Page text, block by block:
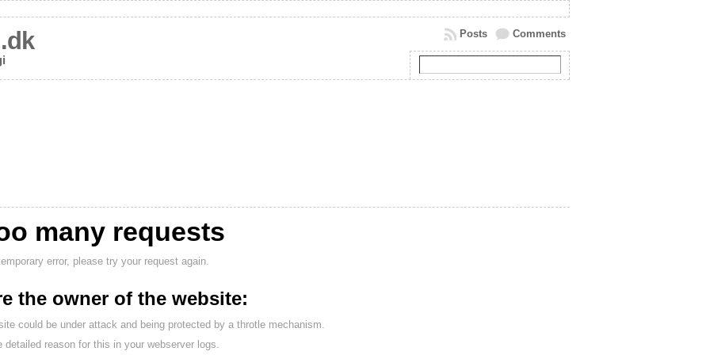
Comments
Posts
many requests
error, please try your request again.
the owner of the website:
could be under attack and being protected by a throtle mechanism.
detailed reason for this in your webserver logs.